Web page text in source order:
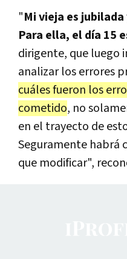
"Mi vieja es
Para ella, el día 15
dirigente, que luego
analizar los errores
cuáles fueron los
cometido, no
en el trayecto de
Seguramente habrá
que modificar",